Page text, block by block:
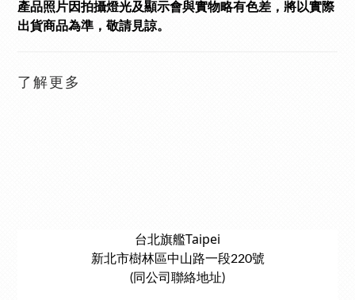
產品照片因拍攝燈光及顯示會與實物略有色差，將以實際
出貨商品為準，敬請見諒。
了解更多
台北旗艦Taipei
新北市樹林區中山路一段220號
(同公司聯絡地址)